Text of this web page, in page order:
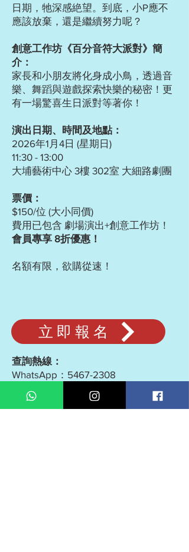
日期，牠深感絶望。到底，小P應不
應該放棄，還是繼續努力呢？
創意工作坊《百分音符大派對》簡
介 ：
家長和小朋友將化身成小鳥，透過音
樂、舞蹈與遊戲探索快樂的秘密！更
有一場驚喜生日派對等著你！
演出日期、時間及地點：
2026年1月4日 (星期日)
11:30 - 13:00
大埔藝術中心 3樓 302室 大細路劇團
票價：
$150/位 (大小同價)
費用已包含 劇場演出+創意工作坊！
會員專享 8折優惠！
名額有限，欲購從速！
查詢熱線：
WhatsApp：5467-2308
電話：2146-9466
立即報名